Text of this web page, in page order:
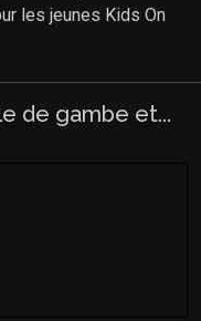
les jeunes Kids On
de gambe et...